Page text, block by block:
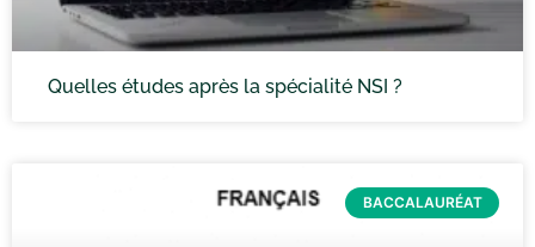
Quelles études après la spécialité NSI ?
BACCALAURÉAT